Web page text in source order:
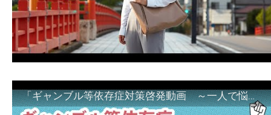
「ギャンブル等依存症対策啓発動画 ～一人で悩まず、家族で悩まず、まず！相談機関へ～」